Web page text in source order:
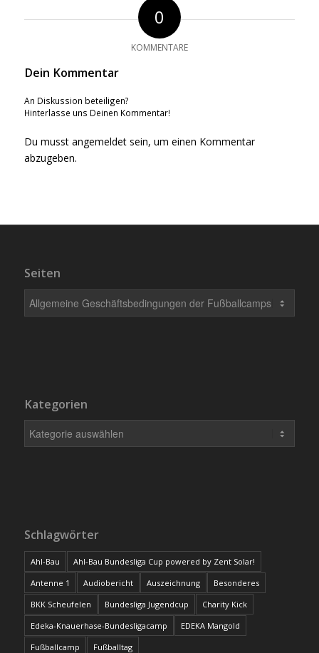
0
KOMMENTARE
Dein Kommentar
An Diskussion beteiligen?
Hinterlasse uns Deinen Kommentar!
Du musst angemeldetsein, um einen Kommentar
abzugeben.
Seiten
Kategorien
Schlagwörter
Ahl-Bau
Ahl-Bau Bundesliga Cup powered by Zent Solar!
Antenne 1
Audiobericht Auszeichnung
Besonderes
BKK Scheufelen
Bundesliga Jugendcup
Charity Kick
Edeka-Knauerhase-Bundesligacamp
EDEKA Mangold
Fußballcamp
Fußballtag